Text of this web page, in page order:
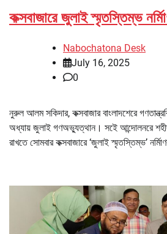
কক্সবাজারে জুলাই স্মৃতস্তিম্ভ
Nabochatona Desk
July 16, 2025
0
নুরুল আলম সকিদার, কক্সবাজার বাংলাদশেরে
অধ্যায় জুলাই গণঅভ্যুত্থান। সইে আন্দোলনরে
রাখতে সোমবার কক্সবাজারে ‘জুলাই স্মৃতস্তিম্ভ’